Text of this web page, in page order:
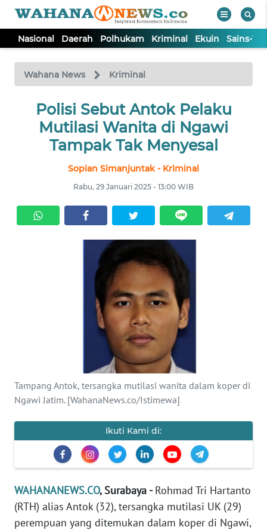
Nasional Daerah Polhukam Kriminal Ekuin Sains-
Wahana News Kriminal
Polisi Sebut Antok Pelaku
Mutilasi Wanita di Ngawi
Tampak Tak Menyesal
Sopian Simanjuntak - Kriminal
Rabu, 29 Januari 2025 - 13:00 WIB
Tampang Antok, tersangka mutilasi wanita dalam koper di
Ngawi Jatim. [WahanaNews.co/Istimewa]
Ikuti Kami di:
WAHANANEWS.CO, Surabaya -Rohmad Tri Hartanto
(RTH) alias Antok (32), tersangka mutilasi UK (29)
perempuan yang ditemukan dalam koper di Ngawi,
TV
Tutup
NASIONAL
DAERAH
KRIMINAL
PENDIDIKAN
OLAHRAGA
EDITORIAL